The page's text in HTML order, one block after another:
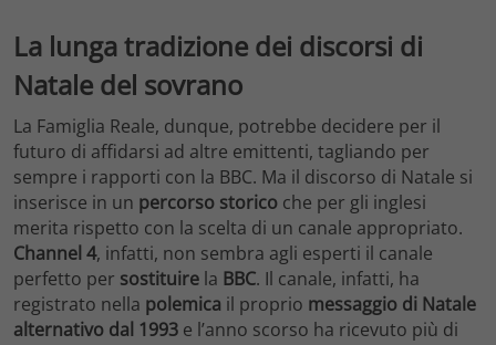
La lunga tradizione dei discorsi di
Natale del sovrano
La Famiglia Reale, dunque, potrebbe decidere per il
futuro di affidarsi ad altre emittenti, tagliando per
sempre i rapporti con la BBC. Ma il discorso di Natale si
inserisce in un percorso storico che per gli inglesi
merita rispetto con la scelta di un canale appropriato.
Channel 4, infatti, non sembra agli esperti il canale
perfetto per sostituire la BBC. Il canale, infatti, ha
registrato nella polemica il proprio messaggio di Natale
alternativo dal 1993 e l’anno scorso ha ricevuto più di